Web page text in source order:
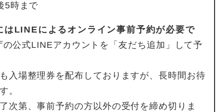
5時まで
はLINEによるオンライン事前予約が必要で
公式LINEアカウントを「友だち追加」して予
入場整理券を配布しておりますが、長時間お待
。
次第、事前予約の方以外の受付を締め切りま